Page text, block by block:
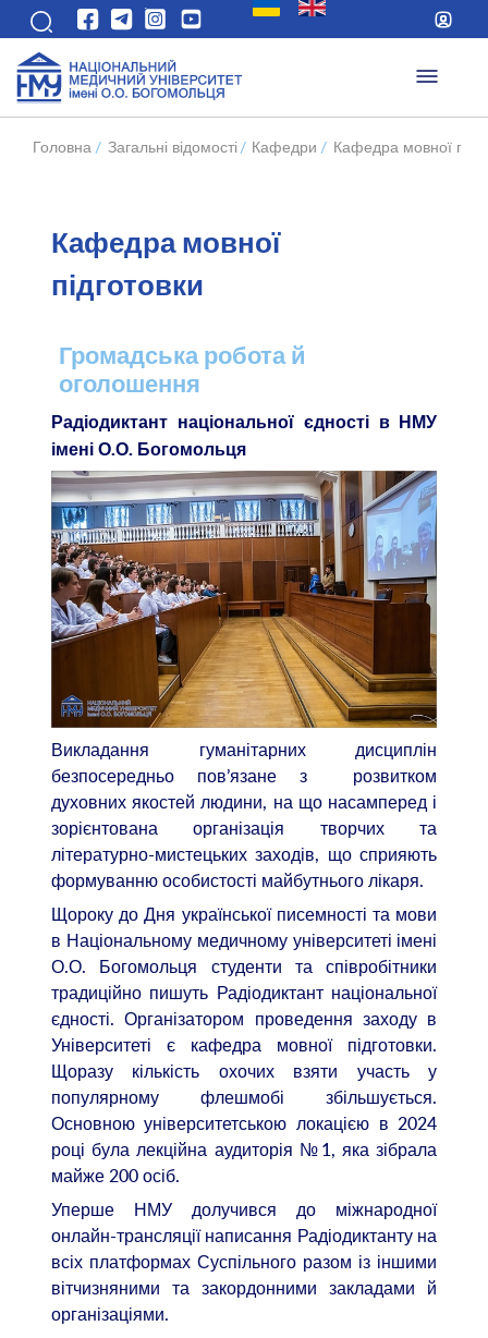
Головна / Загальні відомості / Кафедри / Кафедра мовної
Кафедра мовної
підготовки
Громадська робота й
оголошення
Радіодиктант національної єдності в НМУ
імені О.О. Богомольця
Викладання гуманітарних дисциплін
безпосередньо пов’язане з розвитком
духовних якостей людини, на що насамперед і
зорієнтована організація творчих та
літературно-мистецьких заходів, що сприяють
формуванню особистості майбутнього лікаря.
Щороку до Дня української писемності та мови
в Національному медичному університеті імені
О.О. Богомольця студенти та співробітники
традиційно пишуть Радіодиктант національної
єдності. Організатором проведення заходу в
Університеті є кафедра мовної підготовки.
Щоразу кількість охочих взяти участь у
популярному флешмобі збільшується.
Основною університетською локацією в 2024
році була лекційна аудиторія №1, яка зібрала
майже 200 осіб.
Уперше НМУ долучився до міжнародної
онлайн-трансляції написання Радіодиктанту на
всіх платформах Суспільного разом із іншими
вітчизняними та закордонними закладами й
організаціями.